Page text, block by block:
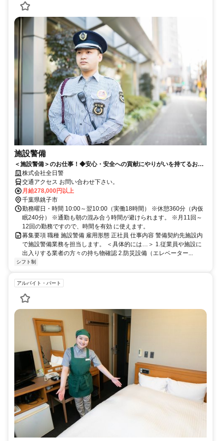
施設警備
＜施設警備＞のお仕事！◆安心・安全への貢献にやりがいを持てるお仕
事！◆プライベートも大切に働けます！
株式会社全日警
交通アクセス お問い合わせ下さい。
月給278,000円以上
千葉県銚子市
勤務曜日・時間 10:00～翌10:00（実働18時間） ※休憩360分（内仮
眠240分） ※通勤も朝の混み合う時間が避けられます。 ※月11回～
12回の勤務ですので、時間を有効 に使えます。
募集要項 職種 施設警備 雇用形態 正社員 仕事内容 警備契約先施設内
で施設警備業務を担当します。 ＜具体的には…＞ 1.従業員や施設に
出入りする業者の方々の持ち物確認 2.防災設備（エレベーター...
シフト制
アルバイト・パート